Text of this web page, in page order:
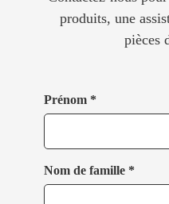
produits, une
pièces
Prénom *
Nom de famille *